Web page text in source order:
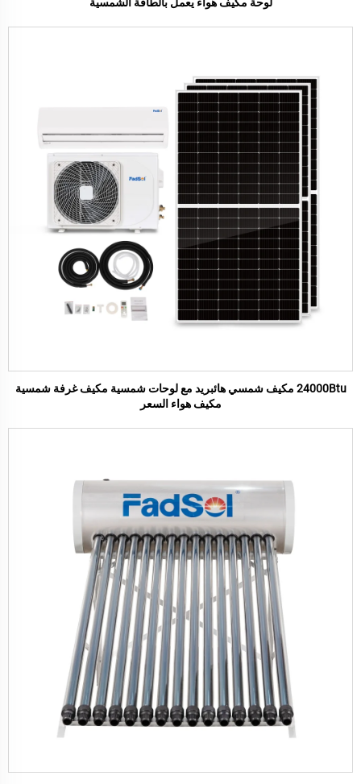
24000Btu مكيف شمسي هائبريد مع لوحات شمسية مكيف غرفة شمسية
مكيف هواء السعر